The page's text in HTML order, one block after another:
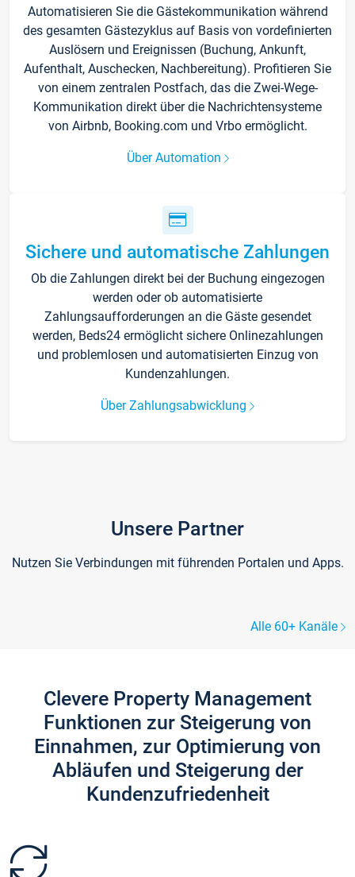
Automatisieren Sie die Gästekommunikation während
des gesamten Gästezyklus auf Basis von vordefinierten
Auslösern und Ereignissen (Buchung, Ankunft,
Aufenthalt, Auschecken, Nachbereitung). Profitieren Sie
von einem zentralen Postfach, das die Zwei-Wege-
Kommunikation direkt über die Nachrichtensysteme
von Airbnb, Booking.com und Vrbo ermöglicht.
Über Automation
Sichere und automatische Zahlungen
Ob die Zahlungen direkt bei der Buchung eingezogen
werden oder ob automatisierte
Zahlungsaufforderungen an die Gäste gesendet
werden, Beds24 ermöglicht sichere Onlinezahlungen
und problemlosen und automatisierten Einzug von
Kundenzahlungen.
Über Zahlungsabwicklung
Unsere Partner
Nutzen Sie Verbindungen mit führenden Portalen und Apps.
Alle 60+ Kanäle
Clevere Property Management
Funktionen zur Steigerung von
Einnahmen, zur Optimierung von
Abläufen und Steigerung der
Kundenzufriedenheit